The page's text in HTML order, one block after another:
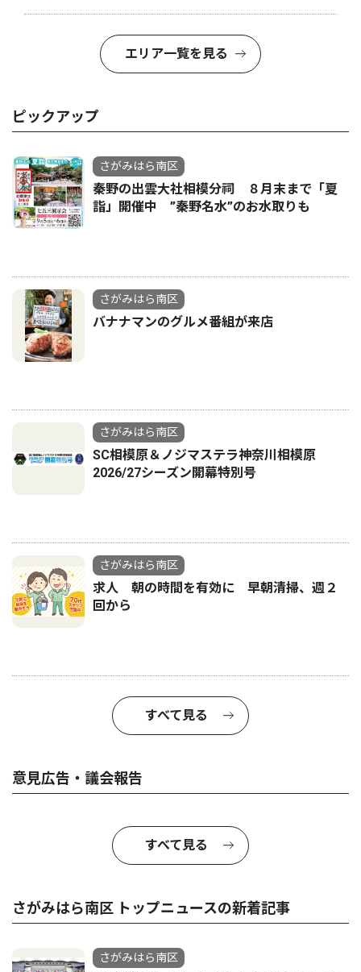
エリア一覧を見る
ピックアップ
さがみはら南区
秦野の出雲大社相模分祠 ８月末まで「夏
詣」開催中 ”秦野名水”のお水取りも
さがみはら南区
バナナマンのグルメ番組が来店
さがみはら南区
SC相模原＆ノジマステラ神奈川相模原
2026/27シーズン開幕特別号
さがみはら南区
求人 朝の時間を有効に 早朝清掃、週２
回から
すべて見る
意見広告・議会報告
すべて見る
さがみはら南区 トップニュースの新着記事
さがみはら南区